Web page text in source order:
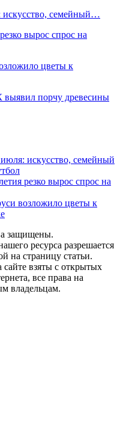
искусство, семейный…
вырос спрос на
цветы к
выявил порчу древесины
искусство, семейный
резко вырос спрос на
возложило цветы к
защищены.
ресурса разрешается
на страницу статьи.
взяты с открытых
все права на
владельцам.